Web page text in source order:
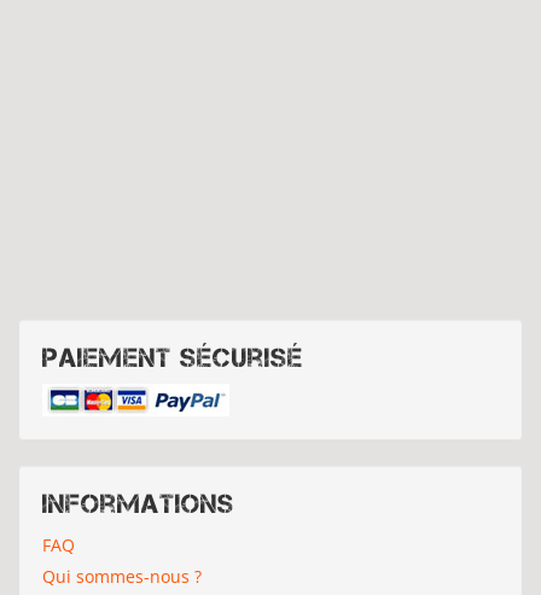
Paiement sécurisé
Informations
FAQ
Qui sommes-nous ?